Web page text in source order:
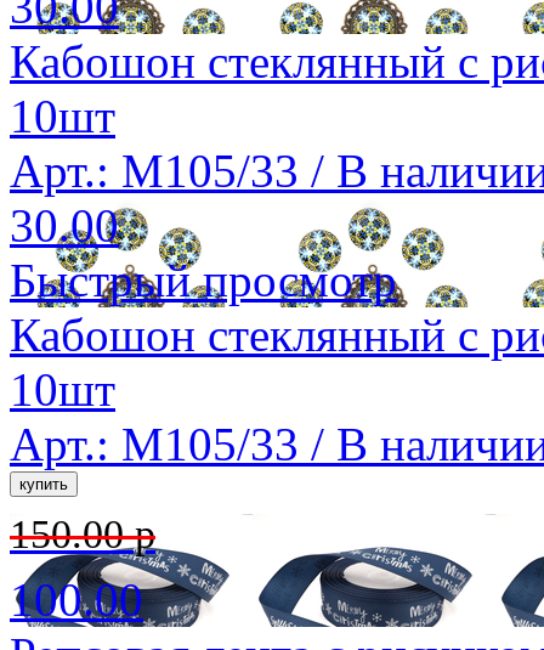
Кабошон стеклянный с
10шт
Арт.: M105/33 / В
30.00
Быстрый просмотр
Кабошон стеклянный с
10шт
Арт.: M105/33 / В
150.00 р
100.00